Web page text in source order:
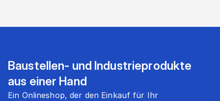
Baustellen- und Industrieprodukte
aus einer Hand
Ein Onlineshop, der den Einkauf für Ihr